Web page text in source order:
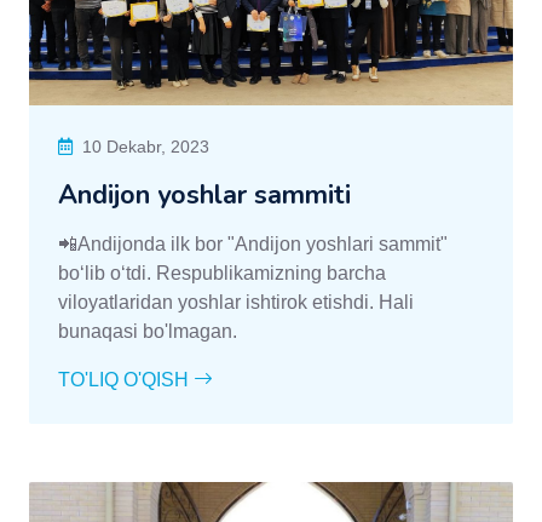
10 Dekabr, 2023
Andijon yoshlar sammiti
📲Andijonda ilk bor "Andijon yoshlari sammit"
boʻlib oʻtdi. Respublikamizning barcha
viloyatlaridan yoshlar ishtirok etishdi. Hali
bunaqasi bo'lmagan.
TO'LIQ O'QISH